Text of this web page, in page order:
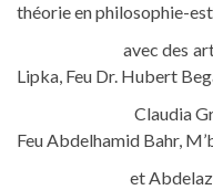
théorie en philosophie-
avec des artistes
Lipka, Feu Dr. Hubert
Claudia Grundei,
Feu Abdelhamid Bahr,
et Abdelaziz